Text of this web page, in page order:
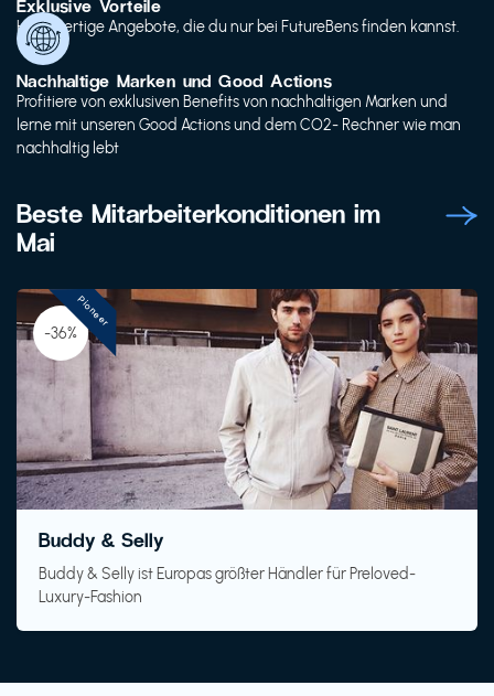
Exklusive Vorteile
Hochwertige Angebote, die du nur bei FutureBens finden kannst.
Nachhaltige Marken und Good Actions
Profitiere von exklusiven Benefits von nachhaltigen Marken und
lerne mit unseren Good Actions und dem CO2- Rechner wie man
nachhaltig lebt
Beste Mitarbeiterkonditionen im
Mai
-36%
Buddy & Selly
Buddy & Selly ist Europas größter Händler für Preloved-
Luxury-Fashion
Pioneer